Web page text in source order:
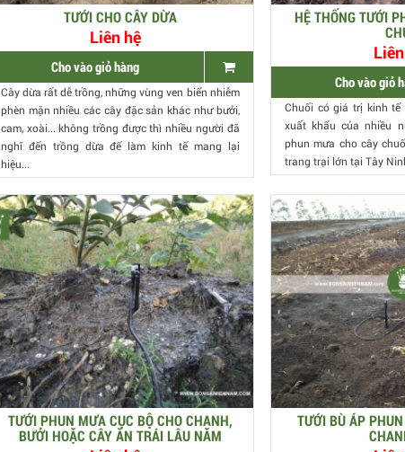
TƯỚI CHO CÂY DỪA
Liên hệ
Cho vào giỏ hàng
Cây dừa rất dễ trồng, những vùng ven biển nhiễm
phèn mặn nhiều các cây đặc sản khác như bưởi,
cam, xoài... không trồng được thì nhiều người đã
nghĩ đến trồng dừa để làm kinh tế mang lại
hiệu...
HỆ THỐNG TƯỚI
Cho vào giỏ
Chuối có giá trị kinh
xuất khẩu của nhiều
phun mưa cho cây
trang trại lớn tại Tây
TƯỚI PHUN MƯA CỤC BỘ CHO CHANH,
BƯỞI HOẶC CÂY ĂN TRÁI LÂU NĂM
TƯỚI BÙ ÁP